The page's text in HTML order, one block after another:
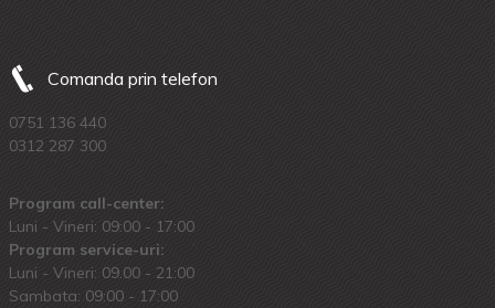
Comanda prin telefon
0751 136 440
0312 287 300
Program call-center:
Luni - Vineri: 09:00 - 17:00
Program service-uri:
Luni - Vineri: 09.00 - 21:00
Sambata: 09:00 - 17:00